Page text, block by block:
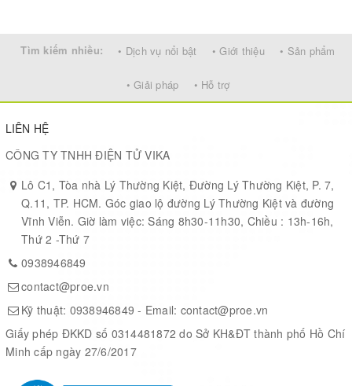
Architecture Segment
Resolution
Conversion Rate 192ksps
Number of DAC Channels
Digital Interface Type
Output Type
Tìm kiếm nhiều: • Dịch vụ nổi bật • Giới thiệu • Sản phẩm
• Giải pháp • Hỗ trợ
LIÊN HỆ
CÔNG TY TNHH ĐIỆN TỬ VIKA
Lô C1, Tòa nhà Lý Thường Kiệt, Đường Lý Thường Kiệt, P. 7,
Q.11, TP. HCM. Góc giao lộ đường Lý Thường Kiệt và đường
Vĩnh Viễn. Giờ làm việc: Sáng 8h30-11h30, Chiều : 13h-16h,
Thứ 2 -Thứ 7
0938946849
contact@proe.vn
Kỹ thuật: 0938946849 - Email: contact@proe.vn
Giấy phép ĐKKD số 0314481872 do Sở KH&ĐT thành phố Hồ Chí
Minh cấp ngày 27/6/2017